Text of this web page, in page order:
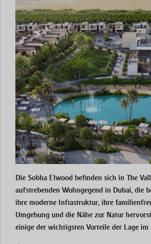
Die Sobha Elwood befinden sich in The
aufstrebenden Wohngegend in Dubai, die
ihre moderne Infrastruktur, ihre
Umgebung und die Nähe zur Natur
einige der wichtigsten Vorteile der Lage im